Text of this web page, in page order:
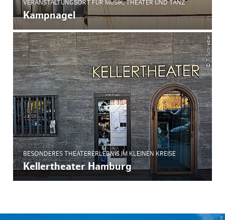
VERANSTALTUNGSORT FÜR MUSIK, THEATER UND TANZ
Kampnagel
© T. Schreiber
BESONDERES THEATERERLEBNIS IM KLEINEN KREISE
Kellertheater Hamburg